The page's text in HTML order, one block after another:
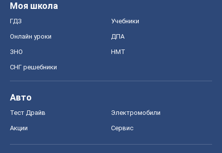
Моя школа
ГДЗ Учебники
Онлайн уроки ДПА
ЗНО НМТ
СНГ решебники
Авто
Тест Драйв Электромобили
Акции Сервис